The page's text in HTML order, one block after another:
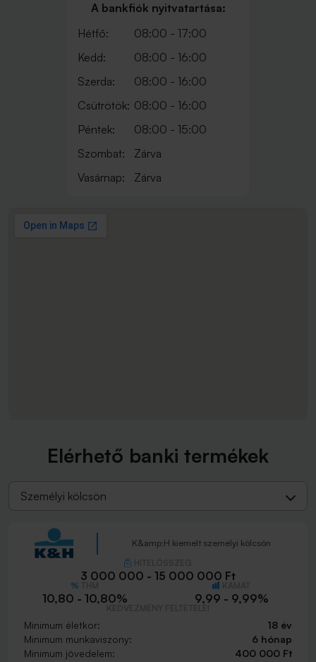
A bankfiók nyitvatartása:
Hétfő:
08:00 - 17:00
Kedd:
08:00 - 16:00
Szerda:
08:00 - 16:00
Csütrötök: 08:00 - 16:00
Péntek:
08:00 - 15:00
Szombat:
Zárva
Vasárnap:
Zárva
Elérhető banki termékek
Személyi kölcsön
K&amp;H kiemelt személyi kölcsön
3 000 000 - 15 000 000 Ft
10,80 - 10,80% 9,99 - 9,99%
Minimum életkor:
18 év
Minimum munkaviszony:
6 hónap
Minimum jövedelem:
400 000 Ft